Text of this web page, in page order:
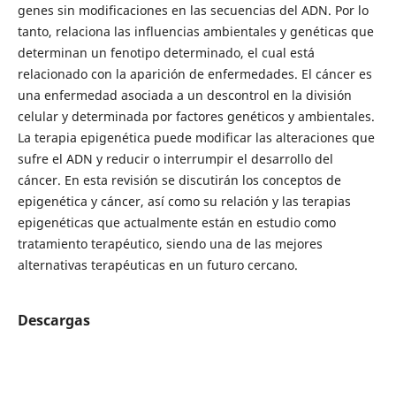
genes sin modificaciones en las secuencias del ADN. Por lo
tanto, relaciona las influencias ambientales y genéticas que
determinan un fenotipo determinado, el cual está
relacionado con la aparición de enfermedades. El cáncer es
una enfermedad asociada a un descontrol en la división
celular y determinada por factores genéticos y ambientales.
La terapia epigenética puede modificar las alteraciones que
sufre el ADN y reducir o interrumpir el desarrollo del
cáncer. En esta revisión se discutirán los conceptos de
epigenética y cáncer, así como su relación y las terapias
epigenéticas que actualmente están en estudio como
tratamiento terapéutico, siendo una de las mejores
alternativas terapéuticas en un futuro cercano.
Descargas